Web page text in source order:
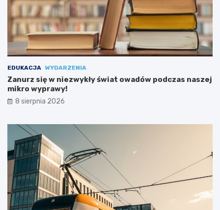
EDUKACJA WYDARZENIA
Zanurz się w niezwykły świat owadów podczas naszej
mikro wyprawy!
8 sierpnia 2026